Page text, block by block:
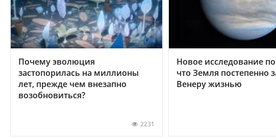
Почему эволюция
застопорилась на миллионы
лет, прежде чем внезапно
возобновиться?
2231
Новое исследование
что Земля постепенно
Венеру жизнью